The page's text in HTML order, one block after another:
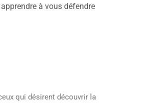
à vous défendre
qui désirent découvrir la